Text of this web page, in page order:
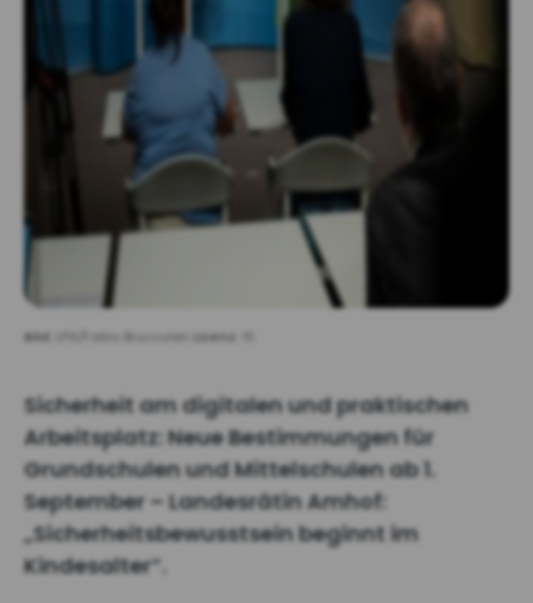
Bild: LPA/Fabio Brucculeri Lizenz:
Sicherheit am digitalen und praktischen
Arbeitsplatz: Neue Bestimmungen für
Grundschulen und Mittelschulen ab 1.
September – Landesrätin Amhof:
„Sicherheitsbewusstsein beginnt im
Kindesalter“.